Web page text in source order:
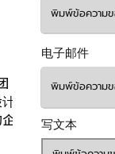
电子邮件
写文本